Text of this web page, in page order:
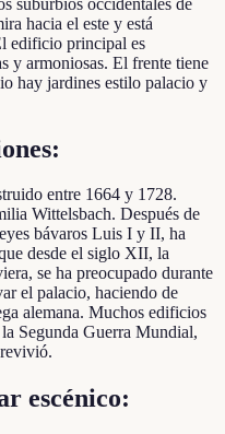
hacia el este y está
edificio principal es
y armoniosas. El frente tiene
hay jardines estilo palacio y
entre 1664 y 1728.
Wittelsbach. Después de
bávaros Luis I y II, ha
desde el siglo XII, la
se ha preocupado durante
el palacio, haciendo de
alemana. Muchos edificios
Segunda Guerra Mundial,
escénico: